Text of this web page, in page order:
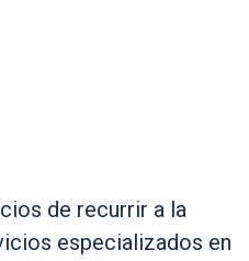
de recurrir a la
especializados en